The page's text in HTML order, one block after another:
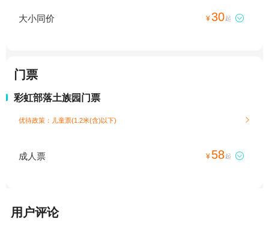
大小同价 ¥30起 
门票
彩虹部落土族园门票
优待政策：儿童票(1.2米(含)以下) 
成人票 ¥ 58起 
用户评论